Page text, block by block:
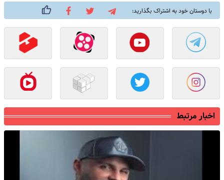
با دوستان خود به اشتراک بگذارید:
اخبار مرتبط